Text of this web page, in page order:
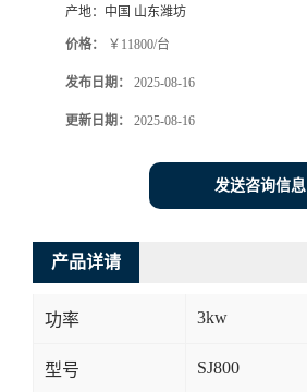
产地： 中国 山东潍坊
价格： ￥11800/台
发布日期： 2025-08-16
更新日期： 2025-08-16
发送咨询信息
产品详请
功率 3kw
型号 SJ800